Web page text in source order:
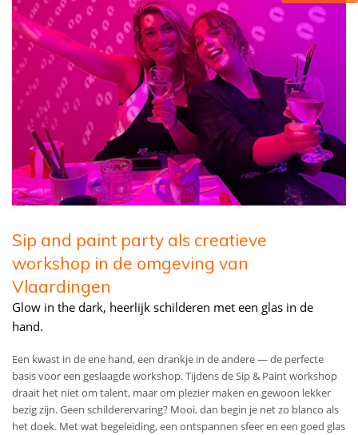
Sip and paint party als creatieve
workshop in de omgeving van
Vlaardingen
Glow in the dark, heerlijk schilderen met een glas in de
hand.
Een kwast in de ene hand, een drankje in de andere — de perfecte
basis voor een geslaagde workshop. Tijdens de Sip & Paint workshop
draait het niet om talent, maar om plezier maken en gewoon lekker
bezig zijn. Geen schilderervaring? Mooi, dan begin je net zo blanco als
het doek. Met wat begeleiding, een ontspannen sfeer en een goed glas